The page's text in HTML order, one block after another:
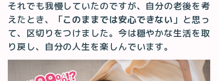
それでも我慢していたのですが、自分の老後を考
えたとき、「このままでは安心できない 」と思っ
て、区切りをつけました。今は穏やかな生活を取
り戻し、自分の人生を楽しんでいます。